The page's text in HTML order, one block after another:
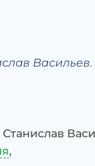
Васильев.
Станислав
,